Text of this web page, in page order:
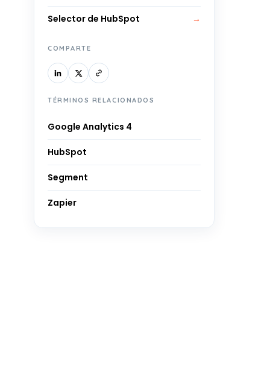
Selector de HubSpot →
COMPARTE
TÉRMINOS RELACIONADOS
Google Analytics 4
HubSpot
Segment
Zapier